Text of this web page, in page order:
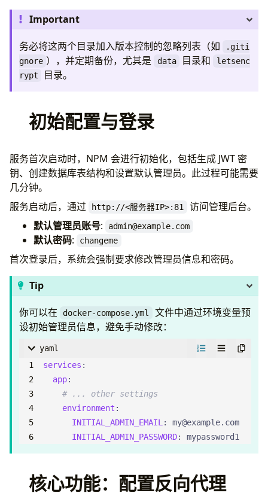
Important
务必将这两个目录加入版本控制的忽略列表（如
.giti
gnore ），并定期备份，尤其是 data 目录和
letsenc
rypt
目录。
初始配置与登录
服务首次启动时，NPM 会进行初始化，包括生成 JWT 密
钥、创建数据库表结构和设置默认管理员。此过程可能需要
几分钟。
服务启动后，通过
http://<服务器IP>:81
访问管理后台。
默认管理员账号: admin@example.com
默认密码: changeme
首次登录后，系统会强制要求修改管理员信息和密码。
Tip
你可以在 docker-compose.yml
文件中通过环境变量预
设初始管理员信息，避免手动修改：
yaml
services :
app:
# ... other settings
environment :
INITIAL_ADMIN_EMAIL :
my@example.com
INITIAL_ADMIN_PASSWORD: mypassword1
核心功能：配置反向代理